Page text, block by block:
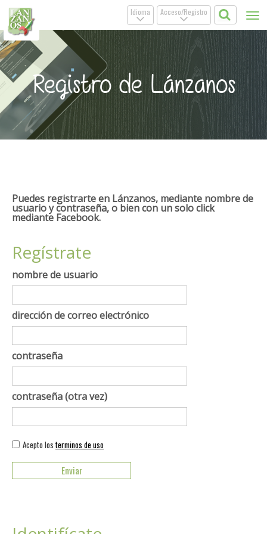
Acceso/Registro
.
Idioma
.
Registro de Lánzanos
Puedes registrarte en Lánzanos, mediante nombre de
usuario y contraseña, o bien con un solo click
mediante Facebook.
Regístrate
nombre de usuario
dirección de correo electrónico
contraseña
contraseña (otra vez)
Acepto los terminos de uso